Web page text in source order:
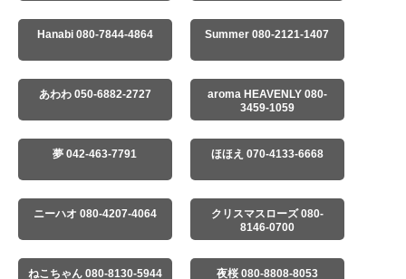
Hanabi 080-7844-4864 Summer 080-2121-1407
あわわ 050-6882-2727
aroma HEAVENLY 080-
3459-1059
夢 042-463-7791 ほほえ 070-4133-6668
ニーハオ 080-4207-4064
クリスマスローズ 080-
8146-0700
ねこちゃん 080-8130-5944 夜桜 080-8808-8053